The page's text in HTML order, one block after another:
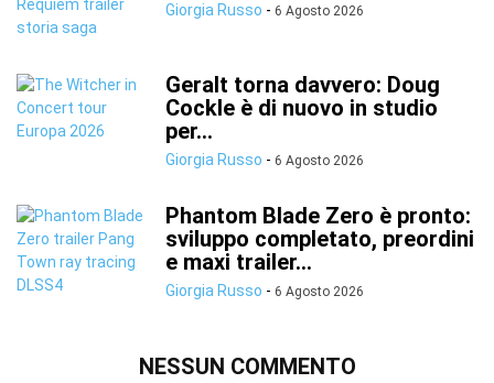
Giorgia Russo - 6 Agosto 2026
Geralt torna davvero: Doug
Cockle è di nuovo in studio
per...
Giorgia Russo - 6 Agosto 2026
Phantom Blade Zero è pronto:
sviluppo completato, preordini
e maxi trailer...
Giorgia Russo - 6 Agosto 2026
NESSUN COMMENTO